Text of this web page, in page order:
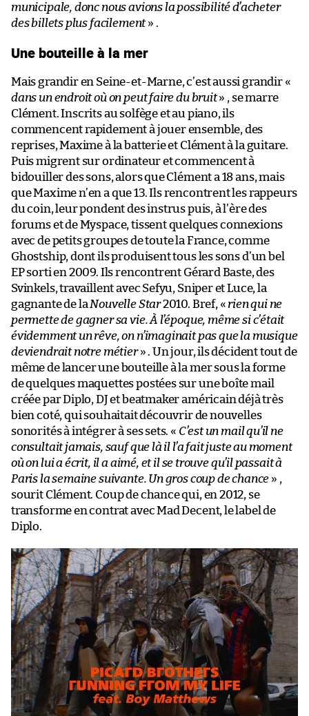
municipale, donc nous avions la possibilité d’acheter
des billets plus facilement» .
Une bouteille à la mer
Mais grandir en Seine-et-Marne, c’est aussi grandir «
dans un endroit où on peut faire du bruit» , se marre
Clément. Inscrits au solfège et au piano, ils
commencent rapidement à jouer ensemble, des
reprises, Maxime à la batterie et Clément à la guitare.
Puis migrent sur ordinateur et commencent à
bidouiller des sons, alors que Clément a 18 ans, mais
que Maxime n’en a que 13. Ils rencontrent les rappeurs
du coin, leur pondent des instrus puis, à l’ère des
forums et de Myspace, tissent quelques connexions
avec de petits groupes de toute la France, comme
Ghostship, dont ils produisent tous les sons d’un bel
EP sorti en 2009. Ils rencontrent Gérard Baste, des
Svinkels, travaillent avec Sefyu, Sniper et Luce, la
gagnante de la Nouvelle Star2010. Bref, « rien qui ne
permette de gagner sa vie. À l’époque, même si c’était
évidemment un rêve, on n’imaginait pas que la musique
deviendrait notre métier» . Un jour, ils décident tout de
même de lancer une bouteille à la mer sous la forme
de quelques maquettes postées sur une boîte mail
créée par Diplo, DJ et beatmaker américain déjà très
bien coté, qui souhaitait découvrir de nouvelles
sonorités à intégrer à ses sets. « C’est un mail qu’il ne
consultait jamais, sauf que là il l’a fait juste au moment
où on lui a écrit, il a aimé, et il se trouve qu’il passait à
Paris la semaine suivante. Un gros coup de chance » ,
sourit Clément. Coup de chance qui, en 2012, se
transforme en contrat avec Mad Decent, le label de
Diplo.